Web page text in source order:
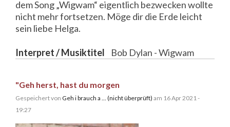
dem Song „Wigwam“ eigentlich bezwecken wollte
nicht mehr fortsetzen. Möge dir die Erde leicht
sein liebe Helga.
Interpret / Musiktitel Bob Dylan - Wigwam
"Geh herst, hast du morgen
Gespeichert von Geh i brauch a ... (nicht überprüft) am 16 Apr 2021 -
19:27